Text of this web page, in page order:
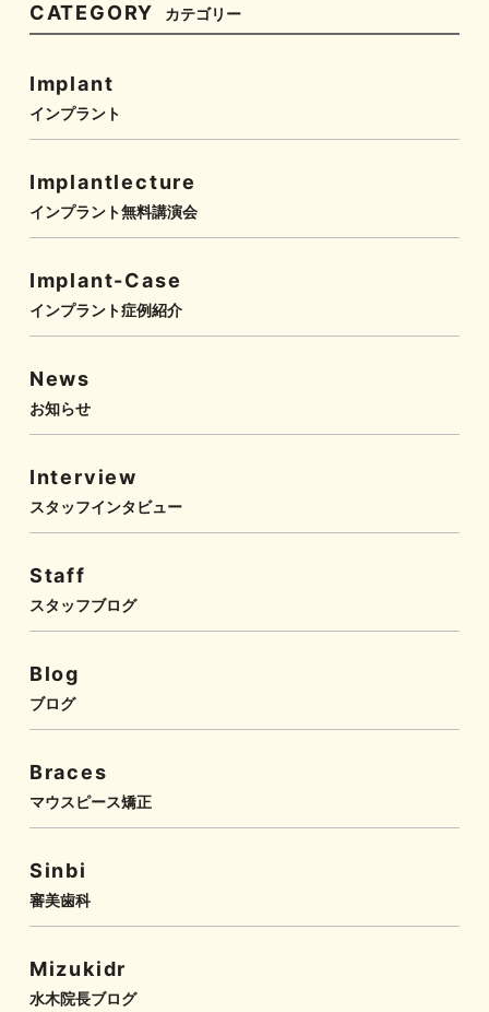
CATEGORY カテゴリー
Implant
インプラント
Implantlecture
インプラント無料講演会
Implant-Case
インプラント症例紹介
News
お知らせ
Interview
スタッフインタビュー
Staff
スタッフブログ
Blog
ブログ
Braces
マウスピース矯正
Sinbi
審美歯科
Mizukidr
水木院長ブログ